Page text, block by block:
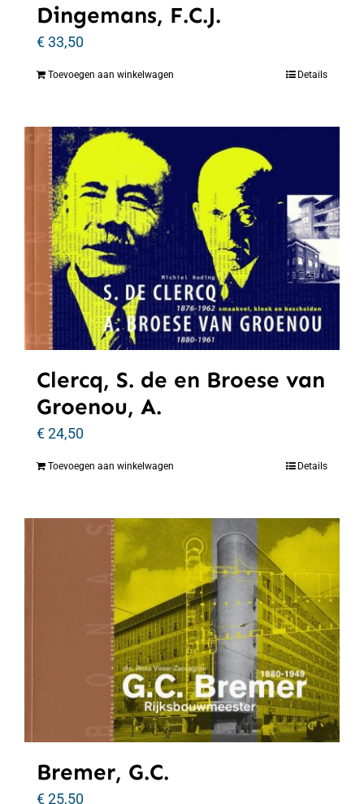
Dingemans, F.C.J.
€33,50
Toevoegen aan winkelwagen Details
Clercq, S. de en Broese van
Groenou, A.
€24,50
Toevoegen aan winkelwagen Details
Bremer, G.C.
€25,50